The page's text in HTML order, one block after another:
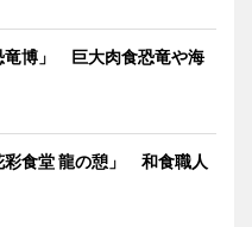
竜博」 巨大肉食恐竜や海
彩食堂 龍の憩」 和食職人